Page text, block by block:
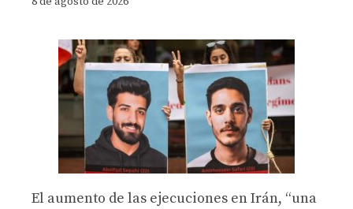
El aumento de las ejecuciones en Irán, “una